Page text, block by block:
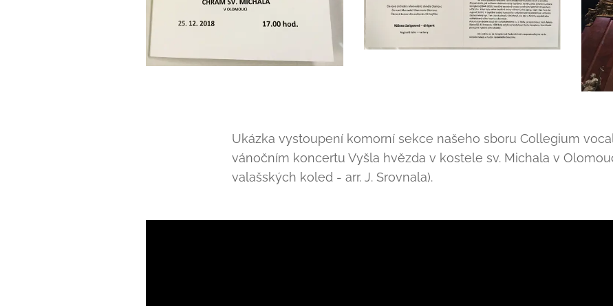
Ukázka vystoupení komorní sekce našeho sboru Collegium
vánočním koncertu Vyšla hvězda v kostele sv. Michala v
valašských koled - arr. J. Srovnala).